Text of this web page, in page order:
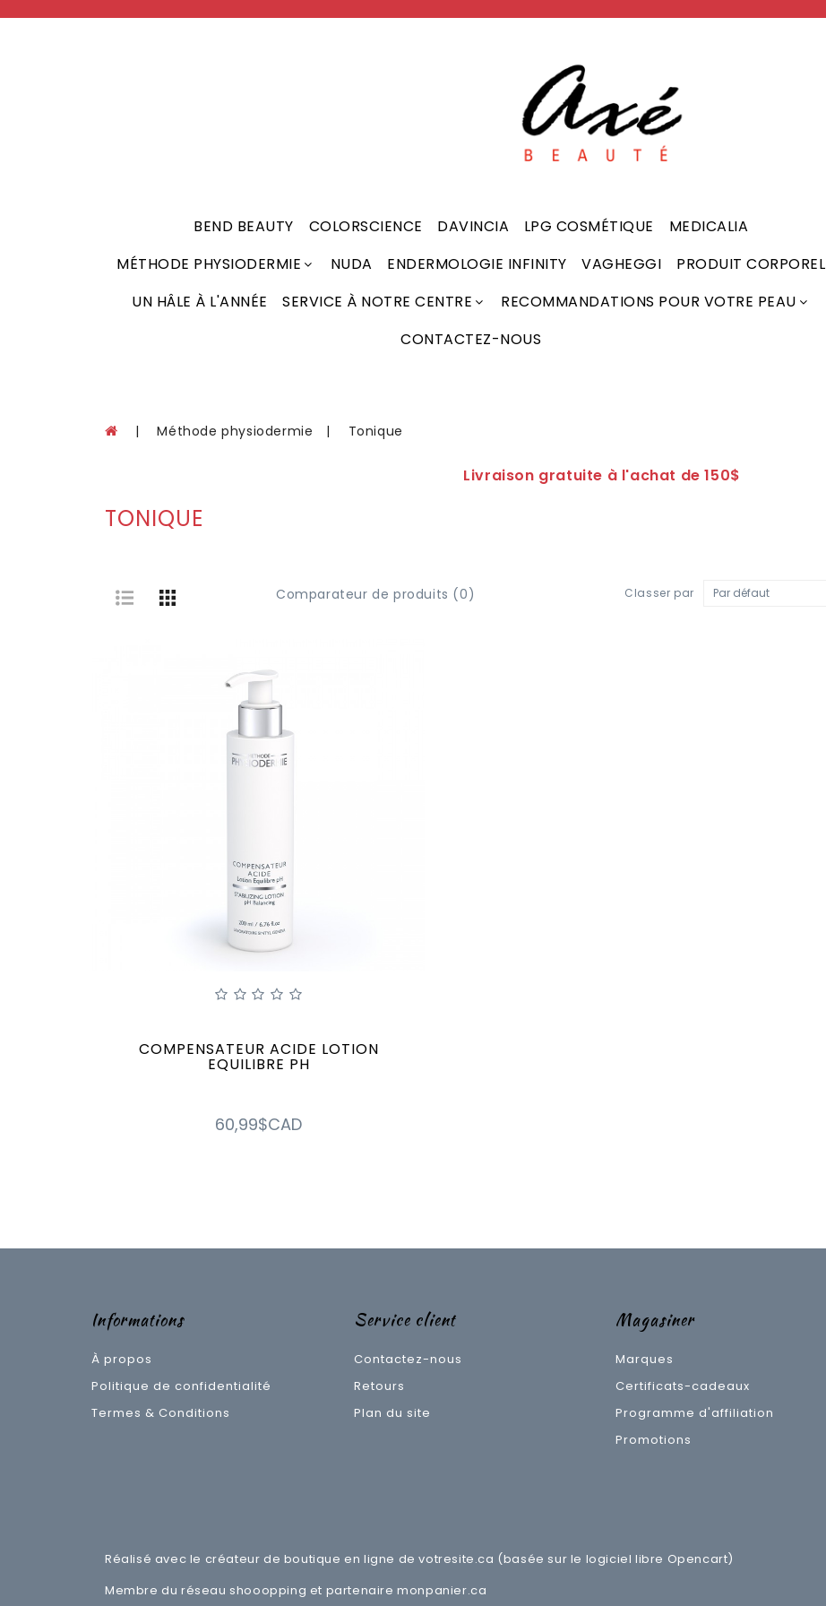
BEND BEAUTY COLORSCIENCE DAVINCIA LPG COSMÉTIQUE
MEDICALIA
MÉTHODE PHYSIODERMIE
NUDA ENDERMOLOGIE INFINITY VAGHEGGI
PRODUIT CORPOREL
UN HÂLE À L'ANNÉE
SERVICE À NOTRE CENTRE
RECOMMANDATIONS POUR VOTRE PEAU
CONTACTEZ-NOUS
Méthode physiodermie Tonique
Livraison gratuite à l'achat de 150$
TONIQUE
Comparateur de produits (0) Classer par
COMPENSATEUR ACIDE LOTION
EQUILIBRE PH
60,99$CAD
Informations
À propos
Politique de confidentialité
Termes & Conditions
Service client
Contactez-nous
Retours
Plan du site
Magasiner
Marques
Certificats-cadeaux
Programme d'affiliation
Promotions
Réalisé avec le créateur de boutique en ligne devotresite.ca (basée sur le logiciel libre Opencart)
Membre du réseau shooopping et partenairemonpanier.ca